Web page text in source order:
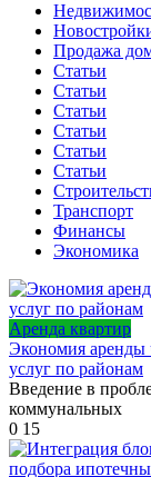
Продажа
Статьи
Статьи
Статьи
Статьи
Статьи
Статьи
Транспорт
Финансы
Экономика
Аренда квартир
Экономия аренды
услуг по районам
Введение в
коммунальных
0 15